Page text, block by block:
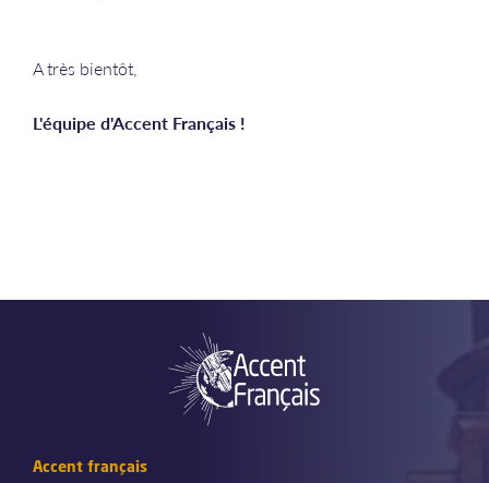
A très bientôt,
L'équipe d'Accent Français !
Accent français